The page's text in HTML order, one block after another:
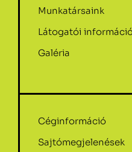
Munkatársaink
Látogatói
Galéria
Céginformáció
Sajtómegjelenések